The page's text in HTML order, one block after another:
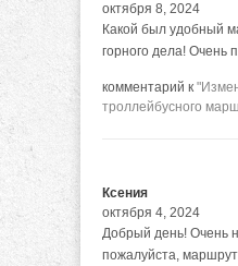
октября 8, 2024
Какой был удобный
горного дела! Очень
комментарий к
троллейбусного
Ксения
октября 4, 2024
Добрый день! Очень
пожалуйста,